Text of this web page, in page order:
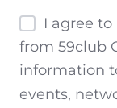
I agree
from 59club
information
events,